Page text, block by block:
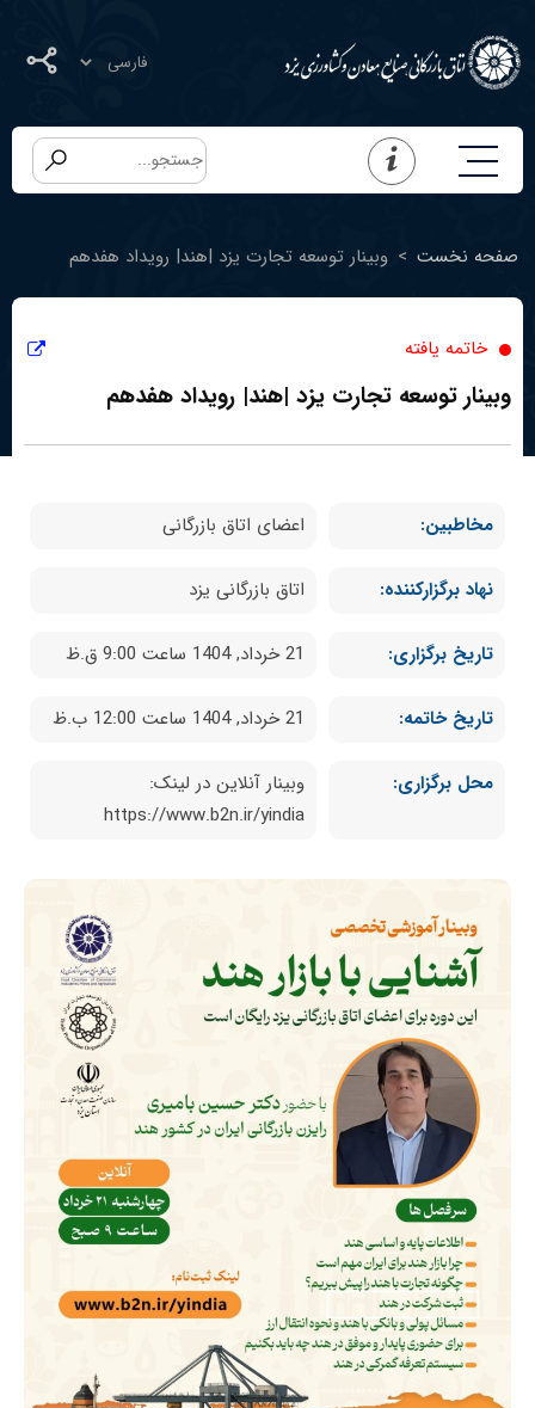
صفحه نخست > وبینار توسعه تجارت یزد |هند| رویداد هفدهم
خاتمه یافته
وبینار توسعه تجارت یزد |هند| رویداد هفدهم
مخاطبین: اعضای اتاق بازرگانی
نهاد برگزارکننده: اتاق بازرگانی یزد
تاریخ برگزاری: 21 خرداد, 1404 ساعت 9:00 ق.ظ
تاریخ خاتمه: 21 خرداد, 1404 ساعت 12:00 ب.ظ
محل برگزاری:
وبینار آنلاین در لینک:
https://www.b2n.ir/yindia